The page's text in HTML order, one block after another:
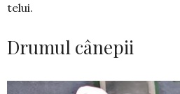
telui.
Drumul cânepii